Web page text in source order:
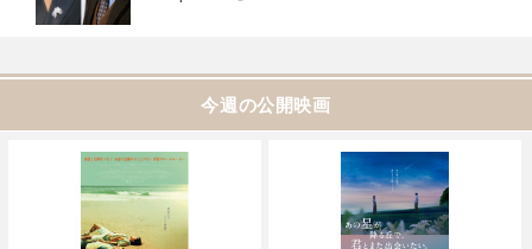
今週の公開映画